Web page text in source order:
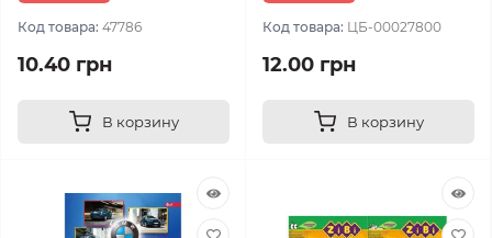
Код товара: 47786
10.40 грн
В корзину
Код товара: ЦБ-00027800
12.00 грн
В корзину